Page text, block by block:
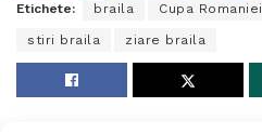
Etichete: braila Cupa Romaniei
stiri braila ziare braila